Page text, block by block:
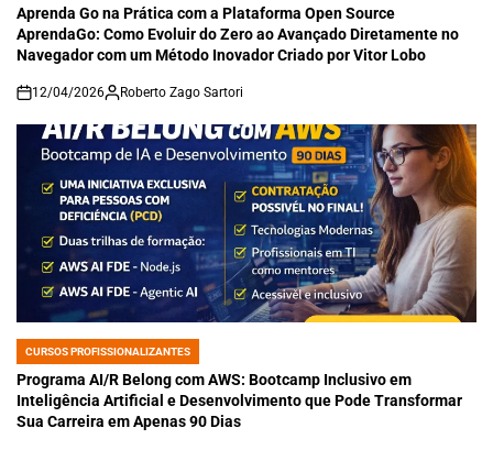
IN
Aprenda Go na Prática com a Plataforma Open Source
AprendaGo: Como Evoluir do Zero ao Avançado Diretamente no
Navegador com um Método Inovador Criado por Vitor Lobo
on
12/04/2026 Roberto Zago Sartori
POSTED
IN
CURSOS PROFISSIONALIZANTES
Programa AI/R Belong com AWS: Bootcamp Inclusivo em
Inteligência Artificial e Desenvolvimento que Pode Transformar
Sua Carreira em Apenas 90 Dias